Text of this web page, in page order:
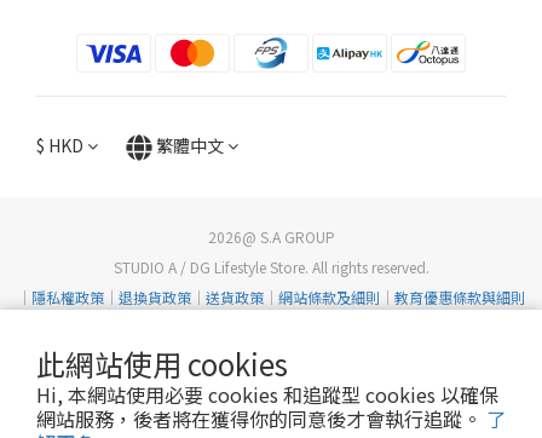
此網站使用 cookies
Hi, 本網站使用必要 cookies 和追蹤型 cookies 以確保
網站服務，後者將在獲得你的同意後才會執行追蹤。 了
$ HKD 繁體中文
2026@ S.A GROUP
STUDIO A / DG Lifestyle Store. All rights reserved.
｜ 隱私權政策 ｜ 退換貨政策 ｜ 送貨政策 ｜ 網站條款及細則 ｜ 教育優惠條款與細則